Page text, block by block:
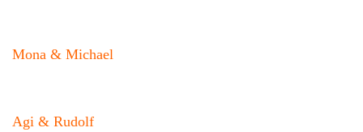
Mona & Michael
Agi & Rudolf